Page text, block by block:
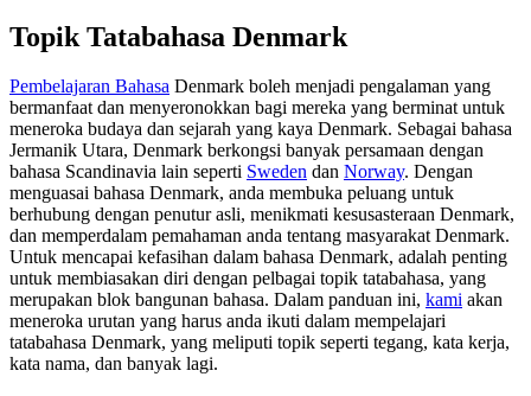
Topik Tatabahasa Denmark
Pembelajaran Bahasa Denmark boleh menjadi pengalaman yang
bermanfaat dan menyeronokkan bagi mereka yang berminat untuk
meneroka budaya dan sejarah yang kaya Denmark. Sebagai bahasa
Jermanik Utara, Denmark berkongsi banyak persamaan dengan
bahasa Scandinavia lain seperti Sweden dan Norway. Dengan
menguasai bahasa Denmark, anda membuka peluang untuk
berhubung dengan penutur asli, menikmati kesusasteraan Denmark,
dan memperdalam pemahaman anda tentang masyarakat Denmark.
Untuk mencapai kefasihan dalam bahasa Denmark, adalah penting
untuk membiasakan diri dengan pelbagai topik tatabahasa, yang
merupakan blok bangunan bahasa. Dalam panduan ini, kami akan
meneroka urutan yang harus anda ikuti dalam mempelajari
tatabahasa Denmark, yang meliputi topik seperti tegang, kata kerja,
kata nama, dan banyak lagi.